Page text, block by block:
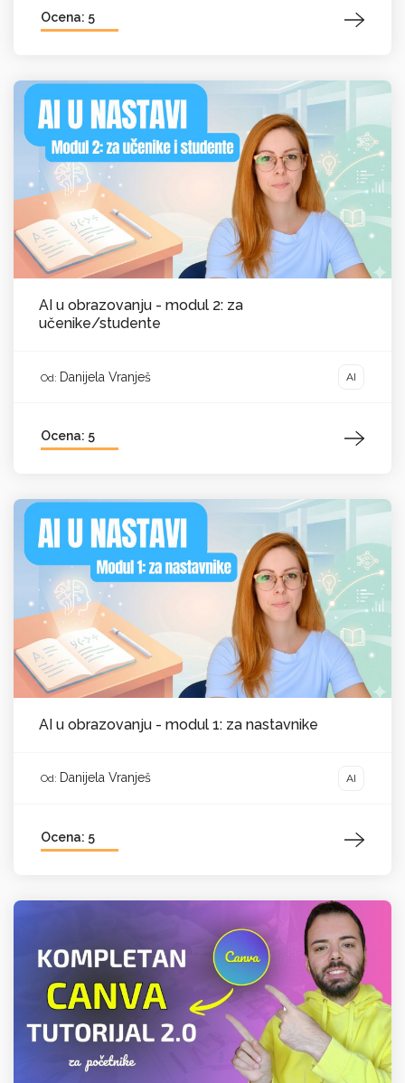
Ocena: 5
AI u obrazovanju - modul 2: za
učenike/studente
Od: Danijela Vranješ AI
Ocena: 5
AI u obrazovanju - modul 1: za nastavnike
Od: Danijela Vranješ AI
Ocena: 5